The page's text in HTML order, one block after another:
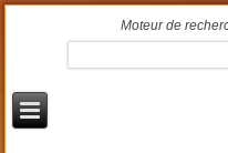
Moteur de